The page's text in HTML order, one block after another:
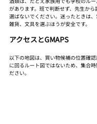
があります。班で判断せず、先生か
選ばないでください。迷ったときは
雑貨、文具を選ぶほうが安全です。
アクセスとGMAPS
以下の地図は、買い物候補の位置確
に回るルート図ではないため、集合
ださい。